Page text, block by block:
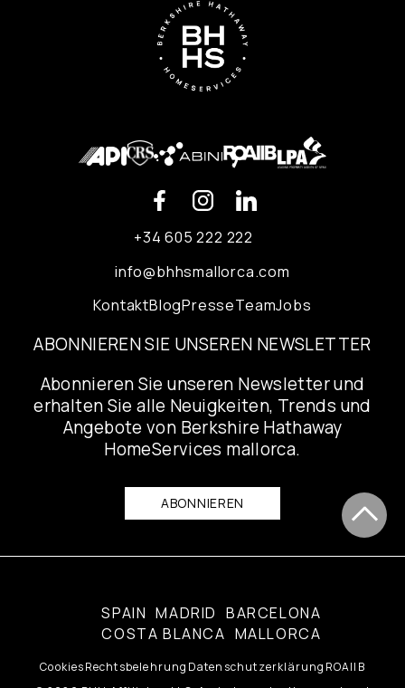
+34 605 222 222
info@bhhsmallorca.com
KontaktBlogPresseTeamJobs
ABONNIEREN SIE UNSEREN NEWSLETTER
Abonnieren Sie unseren Newsletter und
erhalten Sie alle Neuigkeiten, Trends und
Angebote von Berkshire Hathaway
HomeServices mallorca.
ABONNIEREN
SPAIN MADRID BARCELONA
COSTA BLANCA MALLORCA
CookiesRechtsbelehrung Datenschutzerklärung ROAIIB